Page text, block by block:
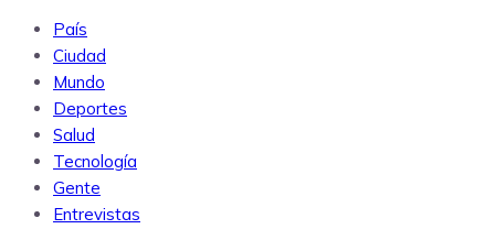
País
Ciudad
Mundo
Deportes
Salud
Tecnología
Gente
Entrevistas